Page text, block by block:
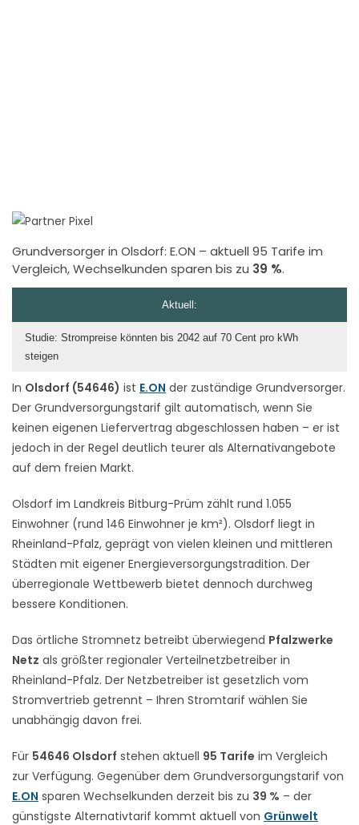
Grundversorger in Olsdorf: E.ON – aktuell 95 Tarife im
Vergleich, Wechselkunden sparen bis zu 39 %.
In Olsdorf (54646) ist E.ON der zuständige Grundversorger.
Der Grundversorgungstarif gilt automatisch, wenn Sie
keinen eigenen Liefervertrag abgeschlossen haben – er ist
jedoch in der Regel deutlich teurer als Alternativangebote
auf dem freien Markt.
Olsdorf im Landkreis Bitburg-Prüm zählt rund 1.055
Einwohner (rund 146 Einwohner je km²). Olsdorf liegt in
Rheinland-Pfalz, geprägt von vielen kleinen und mittleren
Städten mit eigener Energieversorgungstradition. Der
überregionale Wettbewerb bietet dennoch durchweg
bessere Konditionen.
Das örtliche Stromnetz betreibt überwiegend Pfalzwerke
Netz als größter regionaler Verteilnetzbetreiber in
Rheinland-Pfalz. Der Netzbetreiber ist gesetzlich vom
Stromvertrieb getrennt – Ihren Stromtarif wählen Sie
unabhängig davon frei.
Für 54646 Olsdorf stehen aktuell 95 Tarife im Vergleich
zur Verfügung. Gegenüber dem Grundversorgungstarif von
E.ON sparen Wechselkunden derzeit bis zu 39 % – der
günstigste Alternativtarif kommt aktuell von Grünwelt
Aktuell:
Studie: Strompreise könnten bis 2042 auf 70 Cent pro kWh
steigen